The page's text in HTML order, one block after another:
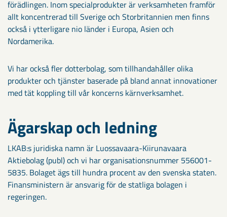
förädlingen. Inom specialprodukter är verksamheten framför
allt koncentrerad till Sverige och Storbritannien men finns
också i ytterligare nio länder i Europa, Asien och
Nordamerika.
Vi har också fler dotterbolag, som tillhandahåller olika
produkter och tjänster baserade på bland annat innovationer
med tät koppling till vår koncerns kärnverksamhet.
Ägarskap och ledning
LKAB:s juridiska namn är Luossavaara-Kiirunavaara
Aktiebolag (publ) och vi har organisationsnummer 556001-
5835. Bolaget ägs till hundra procent av den svenska staten.
Finansministern är ansvarig för de statliga bolagen i
regeringen.